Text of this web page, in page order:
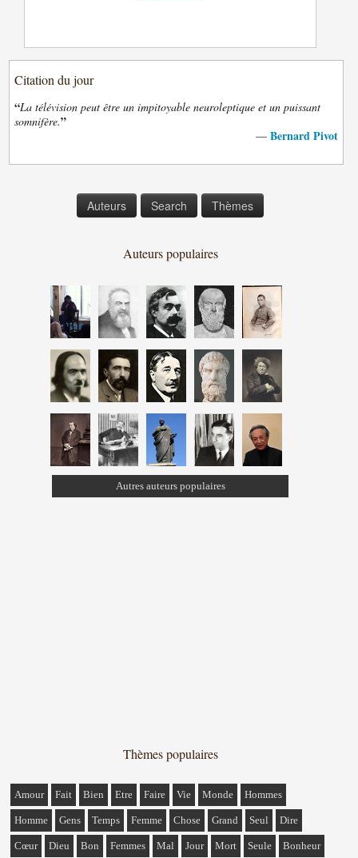
Citation du jour
“La télévision peut être un impitoyable neuroleptique et un puissant
somnifère.”
— Bernard Pivot
Auteurs Search Thèmes
Auteurs populaires
Autres auteurs populaires
Thèmes populaires
Amour Fait Bien Etre Faire Vie Monde Hommes
Homme Gens Temps Femme Chose Grand Seul Dire
Cœur Dieu Bon Femmes Mal Jour Mort Seule Bonheur